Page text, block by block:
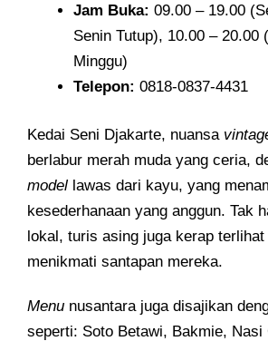
Jam Buka: 09.00 – 19.00
Senin Tutup), 10.00 – 20.00
Minggu)
Telepon: 0818-0837-4431
Kedai Seni Djakarte, nuansa
berlabur merah muda yang ceria,
model lawas dari kayu, yang
kesederhanaan yang anggun. Tak
lokal, turis asing juga kerap
menikmati santapan mereka.
Menu nusantara juga disajikan
seperti: Soto Betawi, Bakmie, Nasi